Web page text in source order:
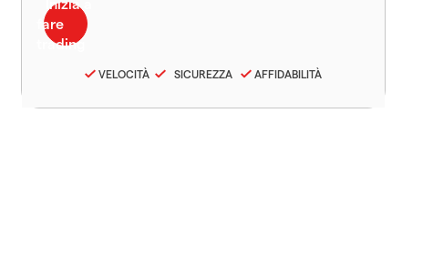
VELOCITÀ SICUREZZA AFFIDABILITÀ